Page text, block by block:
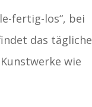
fertig-los“, bei
das tägliche
wie